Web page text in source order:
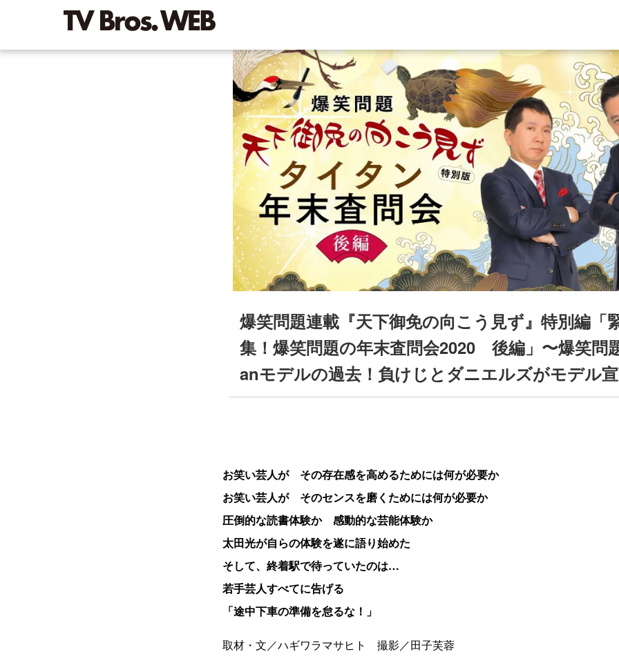
爆笑問題連載『天下御免の向こう見ず』特別編「
集！爆笑問題の年末査問会2020 後編」〜爆笑問
anモデルの過去！負けじとダニエルズがモデル
お笑い芸人が その存在感を高めるためには何が必要か
お笑い芸人が そのセンスを磨くためには何が必要か
圧倒的な読書体験か 感動的な芸能体験か
太田光が自らの体験を遂に語り始めた
そして、終着駅で待っていたのは…
若手芸人すべてに告げる
「途中下車の準備を怠るな！」
取材・文／ハギワラマサヒト 撮影／田子芙蓉